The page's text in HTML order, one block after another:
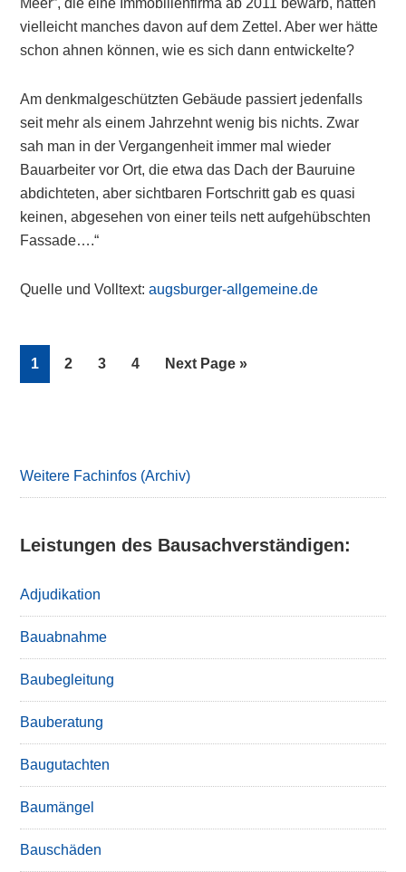
Meer”, die eine Immobilienfirma ab 2011 bewarb, hatten
vielleicht manches davon auf dem Zettel. Aber wer hätte
schon ahnen können, wie es sich dann entwickelte?
Am denkmalgeschützten Gebäude passiert jedenfalls
seit mehr als einem Jahrzehnt wenig bis nichts. Zwar
sah man in der Vergangenheit immer mal wieder
Bauarbeiter vor Ort, die etwa das Dach der Bauruine
abdichteten, aber sichtbaren Fortschritt gab es quasi
keinen, abgesehen von einer teils nett aufgehübschten
Fassade….“
Quelle und Volltext:augsburger-allgemeine.de
Page
1 Page
2 Page
3 Page
4
Go
Next Page »
Weitere Fachinfos (Archiv)
Leistungen des Bausachverständigen:
Adjudikation
Bauabnahme
Baubegleitung
Bauberatung
Baugutachten
Baumängel
Bauschäden